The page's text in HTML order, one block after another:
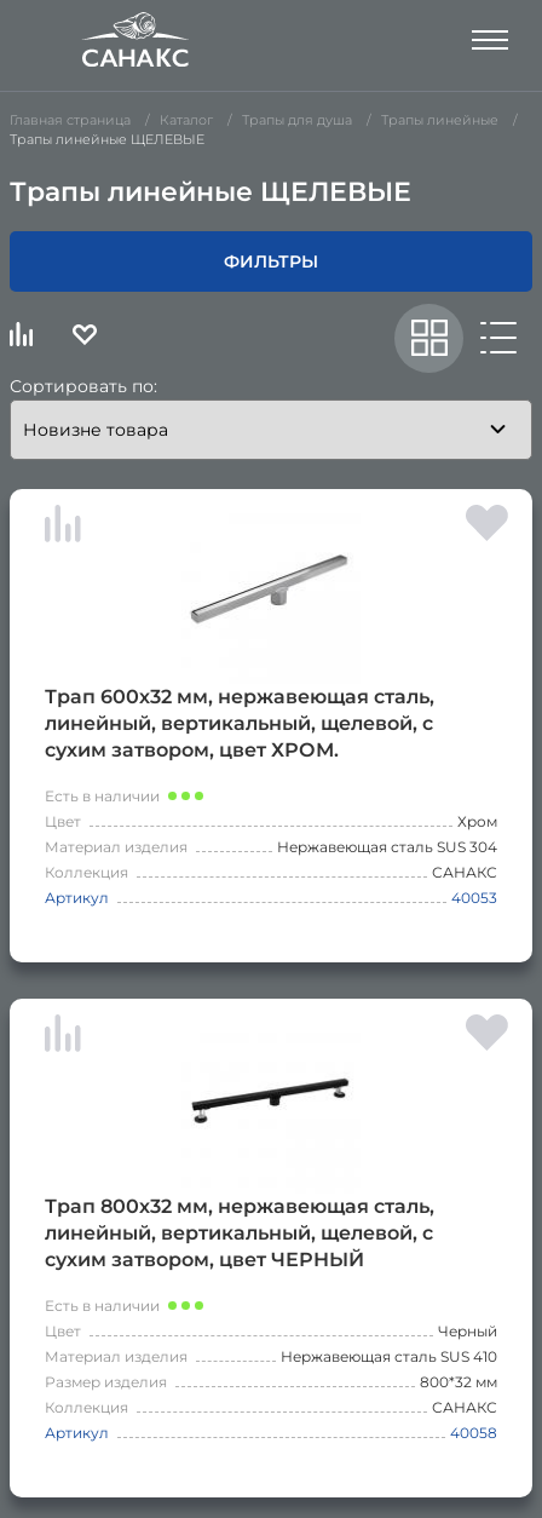
Главная страница Каталог Трапы для душа
Трапы линейные
Трапы линейные ЩЕЛЕВЫЕ
Трапы линейные ЩЕЛЕВЫЕ
ФИЛЬТРЫ
Сортировать по:
Трап 600х32 мм, нержавеющая сталь,
линейный, вертикальный, щелевой, с
сухим затвором, цвет ХРОМ.
Есть в наличии
Цвет
Хром
Материал изделия
Нержавеющая сталь SUS 304
Коллекция
САНАКС
Артикул
40053
Трап 800х32 мм, нержавеющая сталь,
линейный, вертикальный, щелевой, с
сухим затвором, цвет ЧЕРНЫЙ
Есть в наличии
Цвет
Черный
Материал изделия
Нержавеющая сталь SUS 410
Размер изделия
800*32 мм
Коллекция
САНАКС
Артикул
40058